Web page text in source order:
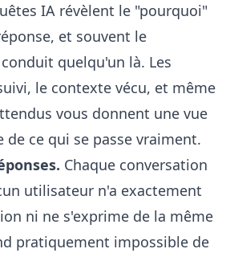
IA révèlent le "pourquoi"
et souvent le
quelqu'un là. Les
le contexte vécu, et même
vous donnent une vue
ce qui se passe vraiment.
Chaque conversation
utilisateur n'a exactement
ni ne s'exprime de la même
pratiquement impossible de